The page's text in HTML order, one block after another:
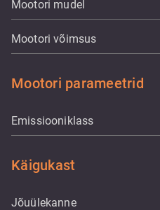
Mootori mudel
Mootori võimsus
Mootori parameetrid
Emissiooniklass
Käigukast
Jõuülekanne